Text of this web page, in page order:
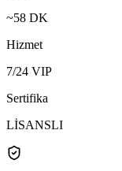
~58 DK
Hizmet
7/24 VIP
Sertifika
LİSANSLI